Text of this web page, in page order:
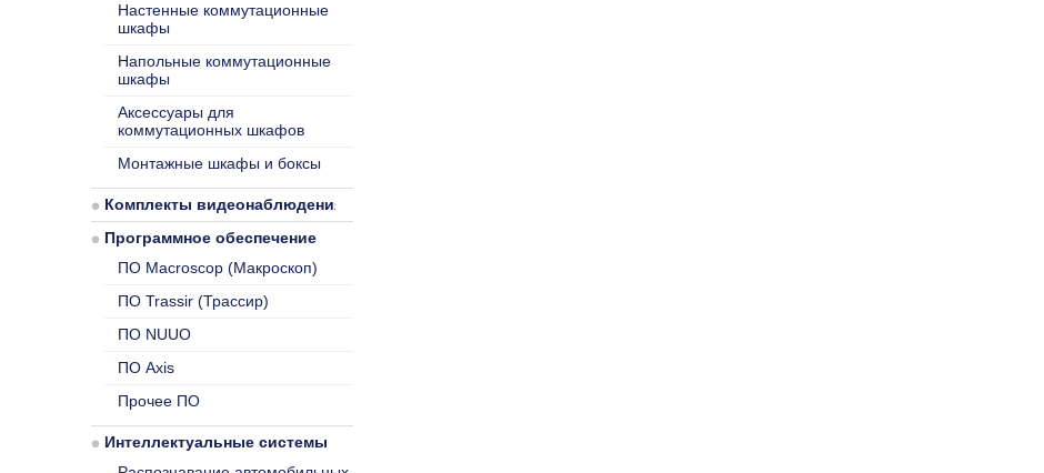
Настенные коммутационные
шкафы
Напольные коммутационные
шкафы
Аксессуары для
коммутационных шкафов
Монтажные шкафы и боксы
Комплекты видеонаблюдения
Программное обеспечение
ПО Macroscop (Макроскоп)
ПО Trassir (Трассир)
ПО NUUO
ПО Axis
Прочее ПО
Интеллектуальные системы